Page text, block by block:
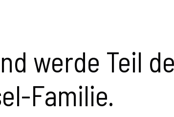
werde Teil
Familie.